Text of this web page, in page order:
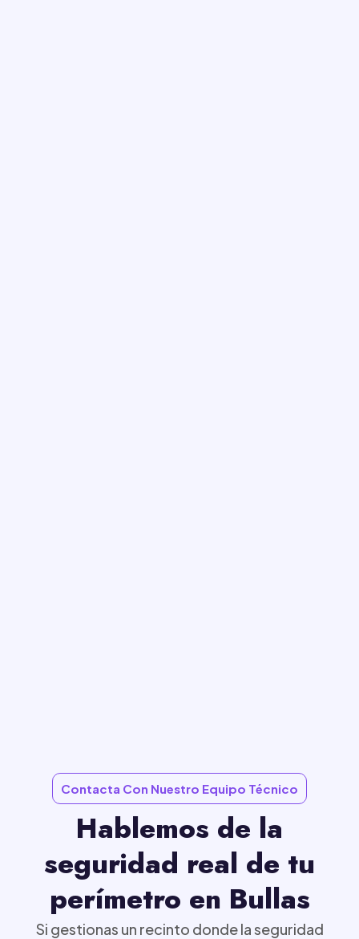
Contacta Con Nuestro Equipo Técnico
Hablemos de la
seguridad real de tu
perímetro en Bullas
Si gestionas un recinto donde la seguridad